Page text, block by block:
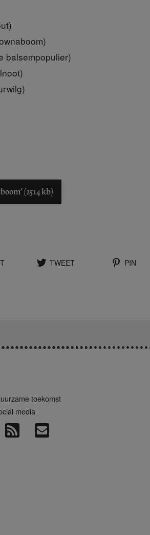
balsempopulier)
(2514 kb)
TWEET PIN
toekomst
media